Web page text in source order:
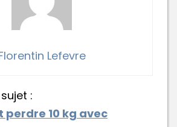
Lefevre
:
perdre 10 kg avec